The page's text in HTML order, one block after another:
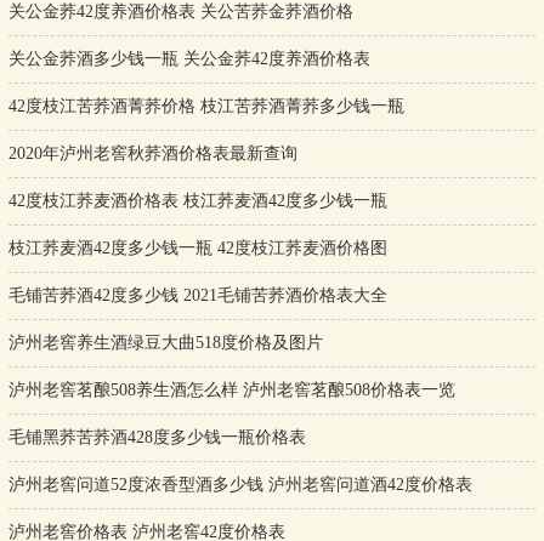
关公金荞42度养酒价格表 关公苦荞金荞酒价格
关公金荞酒多少钱一瓶 关公金荞42度养酒价格表
42度枝江苦荞酒菁荞价格 枝江苦荞酒菁荞多少钱一瓶
2020年泸州老窖秋荞酒价格表最新查询
42度枝江荞麦酒价格表 枝江荞麦酒42度多少钱一瓶
枝江荞麦酒42度多少钱一瓶 42度枝江荞麦酒价格图
毛铺苦荞酒42度多少钱 2021毛铺苦荞酒价格表大全
泸州老窖养生酒绿豆大曲518度价格及图片
泸州老窖茗酿508养生酒怎么样 泸州老窖茗酿508价格表一览
毛铺黑荞苦荞酒428度多少钱一瓶价格表
泸州老窖问道52度浓香型酒多少钱 泸州老窖问道酒42度价格表
泸州老窖价格表 泸州老窖42度价格表